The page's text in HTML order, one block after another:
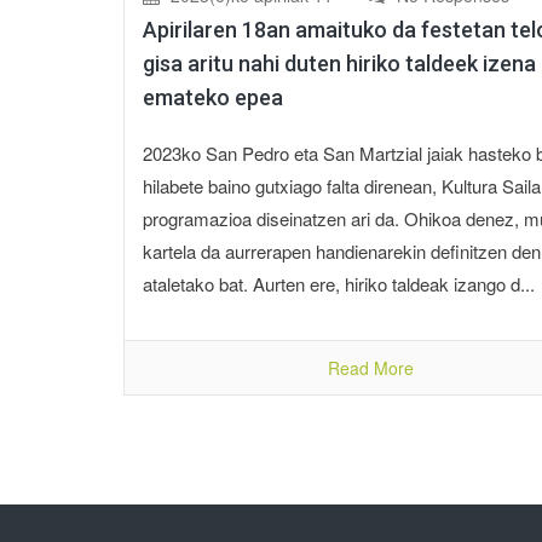
Apirilaren 18an amaituko da festetan
gisa aritu nahi duten hiriko taldeek izena
emateko epea
2023ko San Pedro eta San Martzial jaiak hasteko
hilabete baino gutxiago falta direnean, Kultura Saila
programazioa diseinatzen ari da. Ohikoa denez,
kartela da aurrerapen handienarekin definitzen den
ataletako bat. Aurten ere, hiriko taldeak izango d...
Read More